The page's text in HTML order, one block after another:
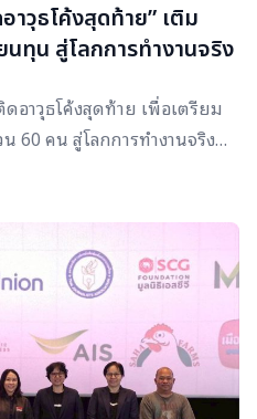
าวุธโค้งสุดท้าย” เติม
ทุน สู่โลกการทำงานจริง
อาวุธโค้งสุดท้าย เพื่อเตรียม
60 คน สู่โลกการทำงานจริง
ารทำงาน ทั้ง Hard skills และ
(Self-Awareness) การวาง
พ การจำลองสัมภาษณ์งานจริง
ตลอดจนการเรียนรู้เรื่อง
ญจากธนาคารเกียรตินาคิ
วามมั่นใจและเตรียมความ
เงินก่อนก้าวสู่วัยทำงาน อีกหนึ่ง
ระสบการณ์ชีวิต จากรุ่นพี่